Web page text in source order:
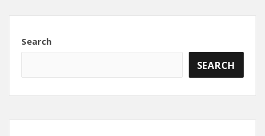
Search
SEARCH